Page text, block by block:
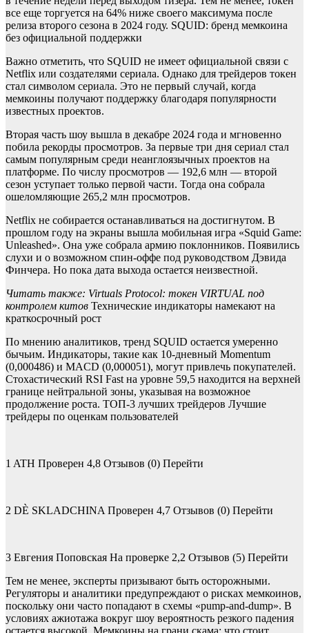
все еще торгуется на 64% ниже своего максимума после
релиза второго сезона в 2024 году. SQUID: бренд мемкоина
без официальной поддержки
Важно отметить, что SQUID не имеет официальной связи с
Netflix или создателями сериала. Однако для трейдеров токен
стал символом сериала. Это не первый случай, когда
мемкоины получают поддержку благодаря популярности
известных проектов.
Вторая часть шоу вышла в декабре 2024 года и мгновенно
побила рекорды просмотров. За первые три дня сериал стал
самым популярным среди неанглоязычных проектов на
платформе. По числу просмотров — 192,6 млн — второй
сезон уступает только первой части. Тогда она собрала
ошеломляющие 265,2 млн просмотров.
Netflix не собирается останавливаться на достигнутом. В
прошлом году на экраны вышла мобильная игра «Squid Game:
Unleashed». Она уже собрала армию поклонников. Появились
слухи и о возможном спин-оффе под руководством Дэвида
Финчера. Но пока дата выхода остается неизвестной.
Читать также: Virtuals Protocol: токен VIRTUAL под
контролем китов Технические индикаторы намекают на
краткосрочный рост
По мнению аналитиков, тренд SQUID остается умеренно
бычьим. Индикаторы, такие как 10-дневный Momentum
(0,000486) и MACD (0,000051), могут привлечь покупателей.
Стохастический RSI Fast на уровне 59,5 находится на верхней
границе нейтральной зоны, указывая на возможное
продолжение роста. ТОП-3 лучших трейдеров Лучшие
трейдеры по оценкам пользователей
1 ATH Проверен 4,8 Отзывов (0) Перейти
2 DÈ SKLADCHINA Проверен 4,7 Отзывов (0) Перейти
3 Евгения Поповская На проверке 2,2 Отзывов (5) Перейти
Тем не менее, эксперты призывают быть осторожными.
Регуляторы и аналитики предупреждают о рисках мемкоинов,
поскольку они часто попадают в схемы «pump-and-dump». В
условиях ажиотажа вокруг шоу вероятность резкого падения